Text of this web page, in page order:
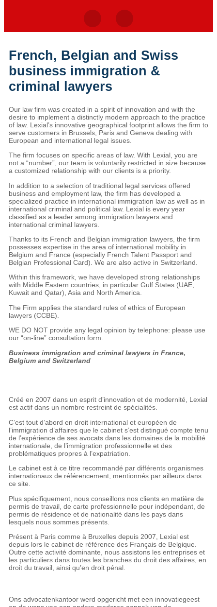
French, Belgian and Swiss
business immigration &
criminal lawyers
Our law firm was created in a spirit of innovation and with the
desire to implement a distinctly modern approach to the practice
of law. Lexial’s innovative geographical footprint allows the firm to
serve customers in Brussels, Paris and Geneva dealing with
European and international legal issues.
The firm focuses on specific areas of law. With Lexial, you are
not a “number”, our team is voluntarily restricted in size because
a customized relationship with our clients is a priority.
In addition to a selection of traditional legal services offered
business and employment law, the firm has developed a
specialized practice in international immigration law as well as in
international criminal and political law. Lexial is every year
classified as a leader among immigration lawyers and
international criminal lawyers.
Thanks to its French and Belgian immigration lawyers, the firm
possesses expertise in the area of international mobility in
Belgium and France (especially French Talent Passport and
Belgian Professional Card). We are also active in Switzerland.
Within this framework, we have developed strong relationships
with Middle Eastern countries, in particular Gulf States (UAE,
Kuwait and Qatar), Asia and North America.
The Firm applies the standard rules of ethics of European
lawyers (CCBE).
WE DO NOT provide any legal opinion by telephone: please use
our “on-line” consultation form.
Business immigration and criminal lawyers in France,
Belgium and Switzerland
Créé en 2007 dans un esprit d’innovation et de modernité, Lexial
est actif dans un nombre restreint de spécialités.
C’est tout d’abord en droit international et européen de
l’immigration d’affaires que le cabinet s’est distingué compte tenu
de l’expérience de ses avocats dans les domaines de la mobilité
internationale, de l’immigration professionnelle et des
problématiques propres à l’expatriation.
Le cabinet est à ce titre recommandé par différents organismes
internationaux de référencement, mentionnés par ailleurs dans
ce site.
Plus spécifiquement, nous conseillons nos clients en matière de
permis de travail, de carte professionnelle pour indépendant, de
permis de résidence et de nationalité dans les pays dans
lesquels nous sommes présents.
Présent à Paris comme à Bruxelles depuis 2007, Lexial est
depuis lors le cabinet de référence des Français de Belgique.
Outre cette activité dominante, nous assistons les entreprises et
les particuliers dans toutes les branches du droit des affaires, en
droit du travail, ainsi qu’en droit pénal.
Ons advocatenkantoor werd opgericht met een innovatiegeest